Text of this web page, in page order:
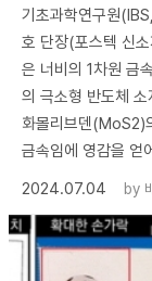
기초과학연구원
호 단장(포스텍 신
은 너비의 1차원 금
의 극소형 반도체
화몰리브덴(MoS2)
금속임에 영감을 얻
2024.07.04
by